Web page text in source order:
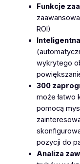
Funkcje
ROI)
wykrytego
300
może łatwo
pomocą
pozycji do
Analiza